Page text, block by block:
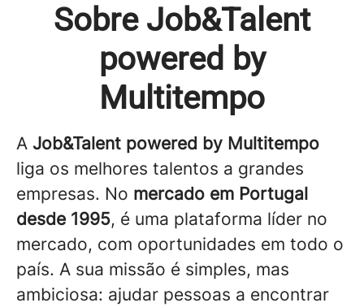
Sobre Job&Talent
powered by
Multitempo
A Job&Talent powered by Multitempo
liga os melhores talentos a grandes
empresas. No mercado em Portugal
desde 1995, é uma plataforma líder no
mercado, com oportunidades em todo o
país. A sua missão é simples, mas
ambiciosa: ajudar pessoas a encontrar